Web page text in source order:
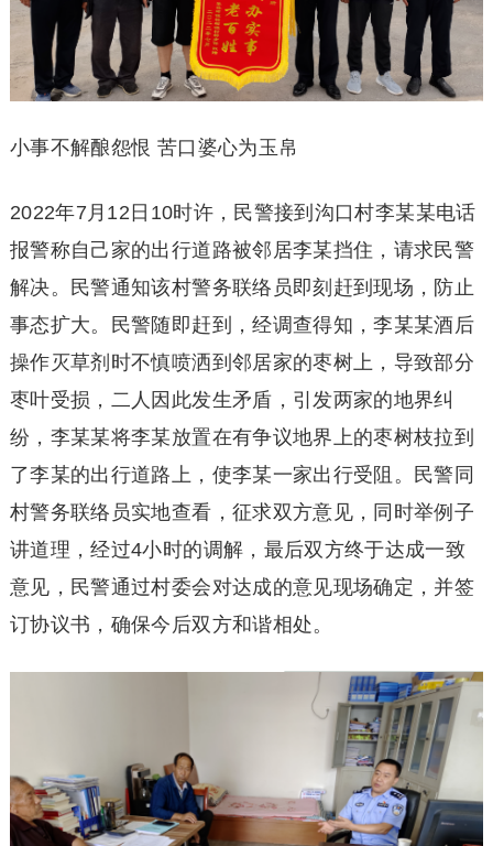
小事不解酿怨恨 苦口婆心为玉帛
2022年7月12日10时许，民警接到沟口村李某某电话
报警称自己家的出行道路被邻居李某挡住，请求民警
解决。民警通知该村警务联络员即刻赶到现场，防止
事态扩大。民警随即赶到，经调查得知，李某某酒后
操作灭草剂时不慎喷洒到邻居家的枣树上，导致部分
枣叶受损，二人因此发生矛盾，引发两家的地界纠
纷，李某某将李某放置在有争议地界上的枣树枝拉到
了李某的出行道路上，使李某一家出行受阻。民警同
村警务联络员实地查看，征求双方意见，同时举例子
讲道理，经过4小时的调解，最后双方终于达成一致
意见，民警通过村委会对达成的意见现场确定，并签
订协议书，确保今后双方和谐相处。